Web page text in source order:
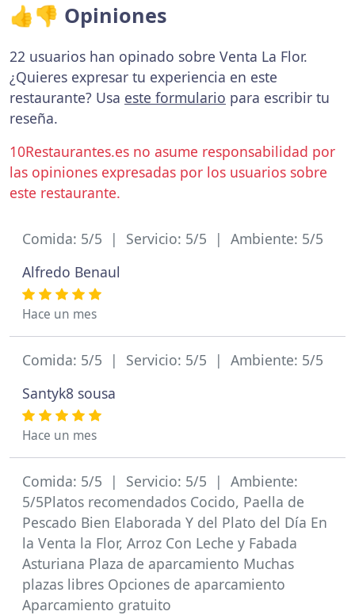
👍👎 Opiniones
22 usuarios han opinado sobre Venta La Flor.
¿Quieres expresar tu experiencia en este
restaurante? Usa este formulario para escribir tu
reseña.
10Restaurantes.es no asume responsabilidad por
las opiniones expresadas por los usuarios sobre
este restaurante.
Comida: 5/5 | Servicio: 5/5 | Ambiente: 5/5
Alfredo Benaul
Hace un mes
Comida: 5/5 | Servicio: 5/5 | Ambiente: 5/5
Santyk8 sousa
Hace un mes
Comida: 5/5 | Servicio: 5/5 | Ambiente:
5/5Platos recomendados Cocido, Paella de
Pescado Bien Elaborada Y del Plato del Día En
la Venta la Flor, Arroz Con Leche y Fabada
Asturiana Plaza de aparcamiento Muchas
plazas libres Opciones de aparcamiento
Aparcamiento gratuito